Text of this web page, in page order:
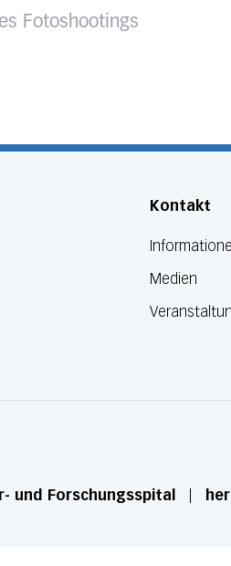
Fotoshootings
Kontakt
Medien
und Forschungsspital